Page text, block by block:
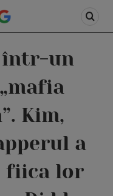
într-un
Kim,
a
fiica lor